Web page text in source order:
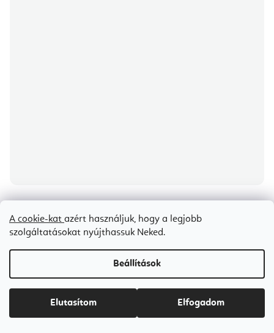
A cookie-kat azért használjuk, hogy a legjobb
szolgáltatásokat nyújthassuk Neked.
Beállítások
Elutasítom Elfogadom
Elina Pilates Master Instructor Reformer 242 cm
Ft1 559 400-tól